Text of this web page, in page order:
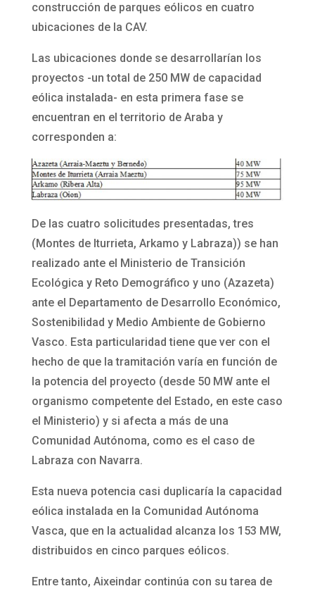
construcción de parques eólicos en cuatro
ubicaciones de la CAV.
Las ubicaciones donde se desarrollarían los
proyectos -un total de 250 MW de capacidad
eólica instalada- en esta primera fase se
encuentran en el territorio de Araba y
corresponden a:
De las cuatro solicitudes presentadas, tres
(Montes de Iturrieta, Arkamo y Labraza)) se han
realizado ante el Ministerio de Transición
Ecológica y Reto Demográfico y uno (Azazeta)
ante el Departamento de Desarrollo Económico,
Sostenibilidad y Medio Ambiente de Gobierno
Vasco. Esta particularidad tiene que ver con el
hecho de que la tramitación varía en función de
la potencia del proyecto (desde 50 MW ante el
organismo competente del Estado, en este caso
el Ministerio) y si afecta a más de una
Comunidad Autónoma, como es el caso de
Labraza con Navarra.
Esta nueva potencia casi duplicaría la capacidad
eólica instalada en la Comunidad Autónoma
Vasca, que en la actualidad alcanza los 153 MW,
distribuidos en cinco parques eólicos.
Entre tanto, Aixeindar continúa con su tarea de